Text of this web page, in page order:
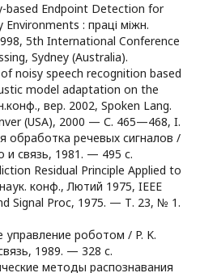
based Endpoint Detection for
: праці міжн.
5th International Conference
Sydney (Australia).
noisy speech recognition based
model adaptation on the
вер. 2002, Spoken Lang.
(USA), 2000 — С. 465—468, I.
обработка речевых сигналов /
связь, 1981. — 495 с.
Residual Principle Applied to
конф., Лютий 1975, IEEE
Signal Proc, 1975. — Т. 23, № 1.
роботом / P. K.
1989. — 328 с.
методы распознавания